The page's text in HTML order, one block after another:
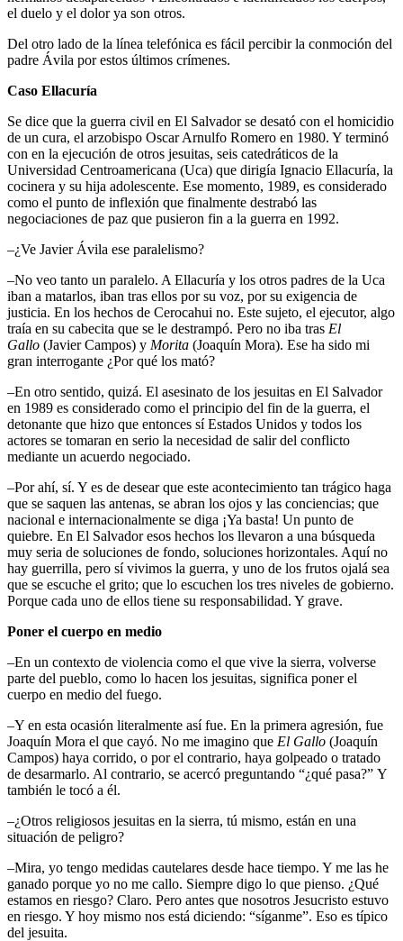
el duelo y el dolor ya son otros.
Del otro lado de la línea telefónica es fácil percibir la conmoción del
padre Ávila por estos últimos crímenes.
Caso Ellacuría
Se dice que la guerra civil en El Salvador se desató con el homicidio
de un cura, el arzobispo Oscar Arnulfo Romero en 1980. Y terminó
con en la ejecución de otros jesuitas, seis catedráticos de la
Universidad Centroamericana (Uca) que dirigía Ignacio Ellacuría, la
cocinera y su hija adolescente. Ese momento, 1989, es considerado
como el punto de inflexión que finalmente destrabó las
negociaciones de paz que pusieron fin a la guerra en 1992.
–¿Ve Javier Ávila ese paralelismo?
–No veo tanto un paralelo. A Ellacuría y los otros padres de la Uca
iban a matarlos, iban tras ellos por su voz, por su exigencia de
justicia. En los hechos de Cerocahui no. Este sujeto, el ejecutor, algo
traía en su cabecita que se le destrampó. Pero no iba tras El
Gallo (Javier Campos) y Morita (Joaquín Mora). Ese ha sido mi
gran interrogante ¿Por qué los mató?
–En otro sentido, quizá. El asesinato de los jesuitas en El Salvador
en 1989 es considerado como el principio del fin de la guerra, el
detonante que hizo que entonces sí Estados Unidos y todos los
actores se tomaran en serio la necesidad de salir del conflicto
mediante un acuerdo negociado.
–Por ahí, sí. Y es de desear que este acontecimiento tan trágico haga
que se saquen las antenas, se abran los ojos y las conciencias; que
nacional e internacionalmente se diga ¡Ya basta! Un punto de
quiebre. En El Salvador esos hechos los llevaron a una búsqueda
muy seria de soluciones de fondo, soluciones horizontales. Aquí no
hay guerrilla, pero sí vivimos la guerra, y uno de los frutos ojalá sea
que se escuche el grito; que lo escuchen los tres niveles de gobierno.
Porque cada uno de ellos tiene su responsabilidad. Y grave.
Poner el cuerpo en medio
–En un contexto de violencia como el que vive la sierra, volverse
parte del pueblo, como lo hacen los jesuitas, significa poner el
cuerpo en medio del fuego.
–Y en esta ocasión literalmente así fue. En la primera agresión, fue
Joaquín Mora el que cayó. No me imagino que El Gallo (Joaquín
Campos) haya corrido, o por el contrario, haya golpeado o tratado
de desarmarlo. Al contrario, se acercó preguntando
¿qué pasa?
Y
también le tocó a él.
–¿Otros religiosos jesuitas en la sierra, tú mismo, están en una
situación de peligro?
–Mira, yo tengo medidas cautelares desde hace tiempo. Y me las he
ganado porque yo no me callo. Siempre digo lo que pienso. ¿Qué
estamos en riesgo? Claro. Pero antes que nosotros Jesucristo estuvo
en riesgo. Y hoy mismo nos está diciendo:
síganme . Eso es típico
del jesuita.